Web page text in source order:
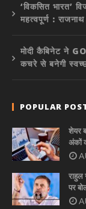
‘विकसित भारत’
महत्वपूर्ण :
मोदी कैबिनेट ने
कचरे से बनेगी
POPULAR
शेयर
अंकों
राहुल
पर